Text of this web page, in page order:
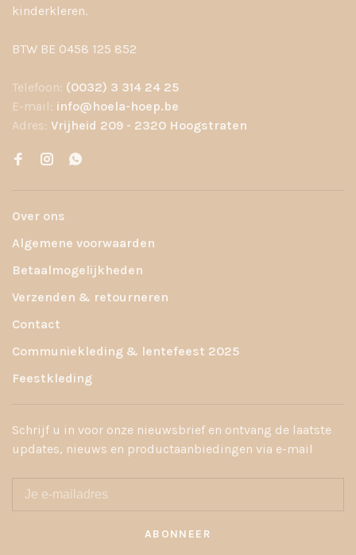
kinderkleren.
BTW BE 0458 125 852
Telefoon: (0032) 3 314 24 25
E-mail: info@hoela-hoep.be
Adres: Vrijheid 209 - 2320 Hoogstraten
Over ons
Algemene voorwaarden
Betaalmogelijkheden
Verzenden & retourneren
Contact
Communiekleding & lentefeest 2025
Feestkleding
Schrijf u in voor onze nieuwsbrief en ontvang de laatste
updates, nieuws en productaanbiedingen via e-mail
ABONNEER